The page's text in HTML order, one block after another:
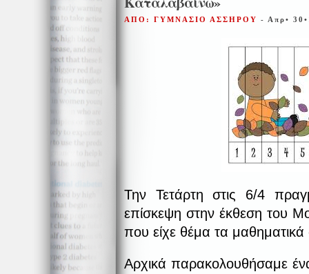
ΑΠΟ: ΓΥΜΝΑΣΙΟ ΑΣΣΗΡΟΥ - Απρ•
Την Τετάρτη στις 6/4
επίσκεψη στην έκθεση του
που είχε θέμα τα
Αρχικά παρακολουθήσαμε